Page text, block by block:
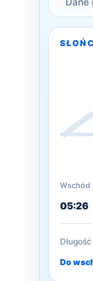
Wschód
05:26
Do